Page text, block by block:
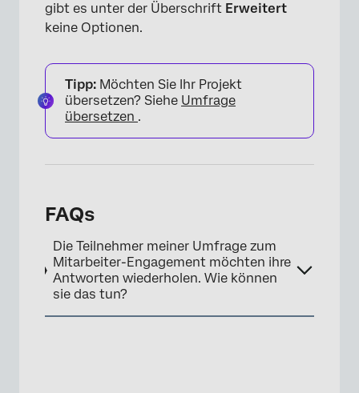
gibt es unter der Überschrift Erweitert
keine Optionen.
Tipp: Möchten Sie Ihr Projekt
übersetzen? Siehe Umfrage
übersetzen .
FAQs
Die Teilnehmer meiner Umfrage zum
Mitarbeiter-Engagement möchten ihre
Antworten wiederholen. Wie können
sie das tun?